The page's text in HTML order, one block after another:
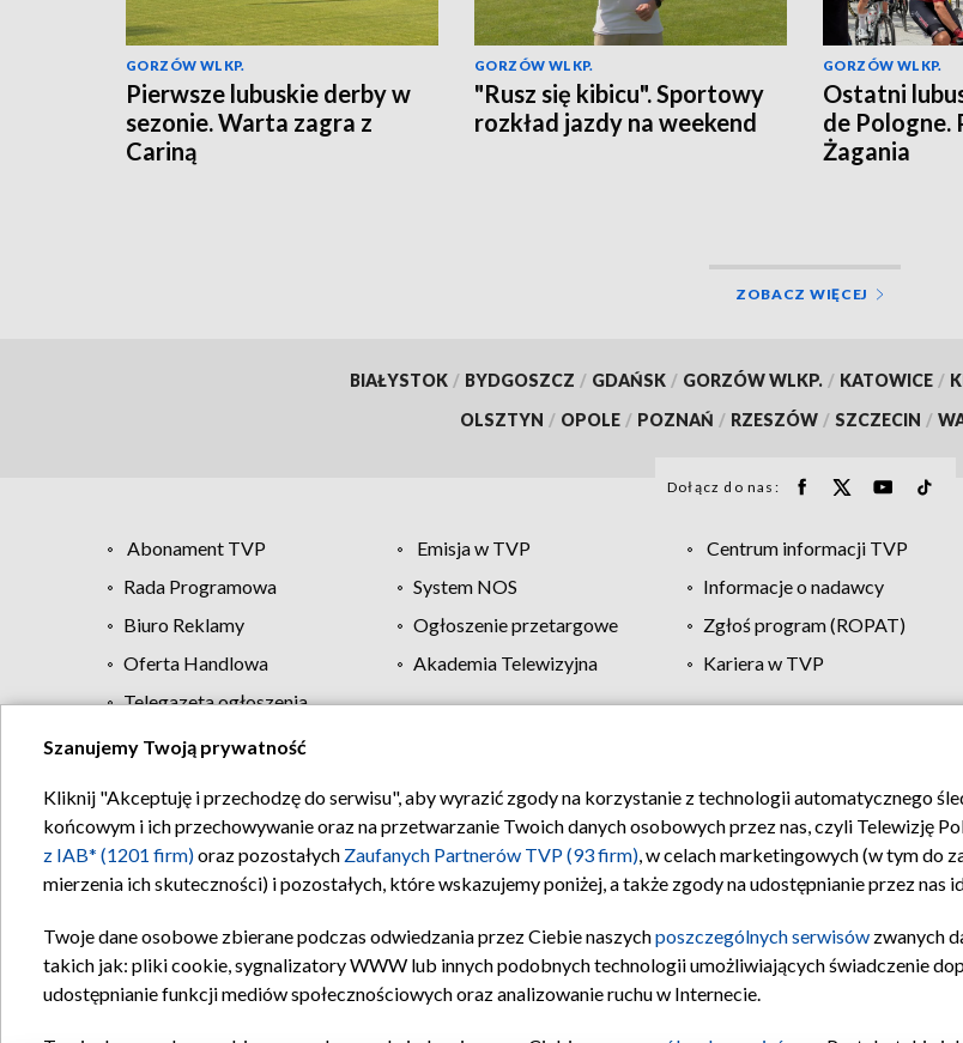
GORZÓW WLKP.
Pierwsze lubuskie derby w
sezonie. Warta zagra z
Cariną
GORZÓW WLKP.
"Rusz się kibicu". Sportowy
rozkład jazdy na weekend
GORZÓW WLKP.
Ostatni
de Pologne.
Żagania
ZOBACZ WIĘCEJ
BIAŁYSTOK / BYDGOSZCZ / GDAŃSK / GORZÓW WLKP. / KATOWICE /
OLSZTYN / OPOLE / POZNAŃ / RZESZÓW / SZCZECIN /
Dołącz do nas:
Abonament TVP Emisja w TVP Centrum informacji TVP
Rada Programowa
System NOS Informacje o nadawcy
Biuro Reklamy
Ogłoszenie przetargowe Zgłoś program (ROPAT)
Oferta Handlowa
Akademia Telewizyjna Kariera w TVP
Telegazeta ogłoszenia
Regulamin TVP Polityka prywatności Moje zgody Pomoc
Szanujemy Twoją prywatność
Kliknij "Akceptuję i przechodzę do serwisu", aby wyrazić zgody na korzystanie z technologii automatycznego
końcowym i ich przechowywanie oraz na przetwarzanie Twoich danych osobowych przez nas, czyli Telewizję
z IAB* (1201 firm)oraz pozostałych Zaufanych Partnerów TVP (93 firm), w celach marketingowych (w tym do
mierzenia ich skuteczności) i pozostałych, które wskazujemy poniżej, a także zgody na udostępnianie przez
Twoje dane osobowe zbierane podczas odwiedzania przez Ciebie naszychposzczególnych serwisów zwanych
takich jak: pliki cookie, sygnalizatory WWW lub innych podobnych technologii umożliwiających świadczenie
udostępnianie funkcji mediów społecznościowych oraz analizowanie ruchu w Internecie.